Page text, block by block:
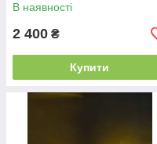
В наявності
2 400 ₴
Купити